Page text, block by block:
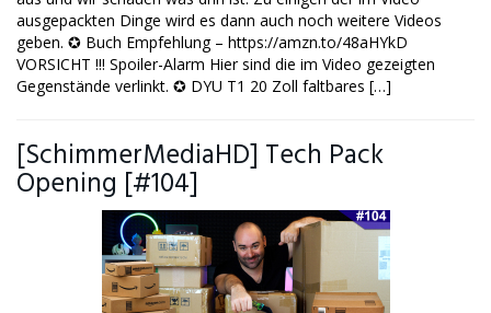
ausgepackten Dinge wird es dann auch noch weitere Videos
geben. ✪ Buch Empfehlung – https://amzn.to/48aHYkD
VORSICHT !!! Spoiler-Alarm Hier sind die im Video gezeigten
Gegenstände verlinkt. ✪ DYU T1 20 Zoll faltbares […]
[SchimmerMediaHD] Tech Pack
Opening [#104]